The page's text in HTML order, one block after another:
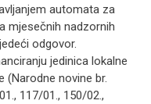
automata za
mjesečnih nadzornih
odgovor.
jedinica lokalne
(Narodne novine br.
117/01., 150/02.,